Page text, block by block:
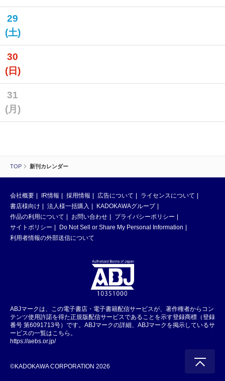
TOP 新刊カレンダー
29
(土)
30
(日)
31
(月)
会社概要 IR情報 採用情報 広告について
ライセンスについて
書店様向け
法人様一括購入
KADOKAWAグループ
作品の利用について
お問い合わせ
プライバシーポリシー
サイトポリシー
Do Not Sell or Share My Personal Information
利用者情報の外部送信について
ABJマークは、この電子書店・電子書籍配信サービスが、著作権者からコン
テンツ使用許諾を得た正規版配信サービスであることを示す登録商標（登録
番号 第6091713号）です。ABJマークの詳細、ABJマークを掲示しているサ
ービスの一覧はこちら。
https://aebs.or.jp/
©KADOKAWA CORPORATION 2026